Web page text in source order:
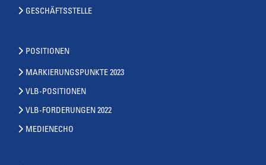
GESCHÄFTSSTELLE
POSITIONEN
MARKIERUNGSPUNKTE 2023
VLB-POSITIONEN
VLB-FORDERUNGEN 2022
MEDIENECHO